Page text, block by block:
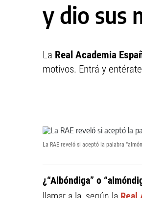
y dio sus
La Real Academia
motivos. Entrá y
La RAE reveló si aceptó la palabra
¿“Albóndiga” o